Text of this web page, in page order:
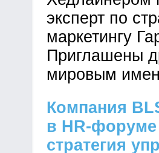
эксперт по
маркетингу
Приглашены
мировым
Компания
в HR-форуме
стратегия